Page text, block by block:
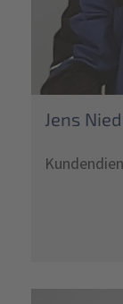
Jens